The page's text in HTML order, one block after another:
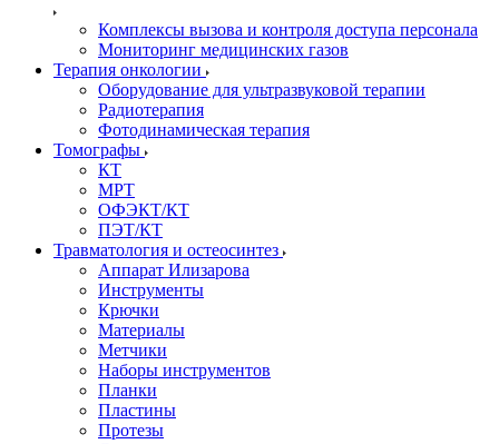
Комплексы вызова и контроля доступа персонала
Мониторинг медицинских газов
Терапия онкологии
Оборудование для ультразвуковой терапии
Радиотерапия
Фотодинамическая терапия
Томографы
КТ
МРТ
ОФЭКТ/КТ
ПЭТ/КТ
Травматология и остеосинтез
Аппарат Илизарова
Инструменты
Крючки
Материалы
Метчики
Наборы инструментов
Планки
Пластины
Протезы